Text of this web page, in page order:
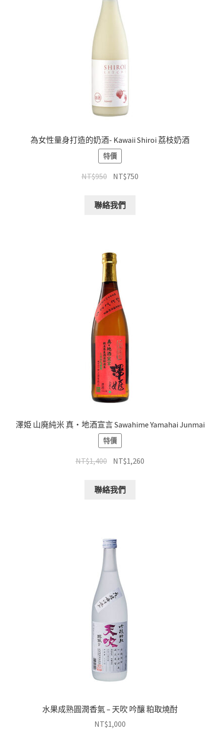
為女性量身打造的奶酒- Kawaii Shiroi 荔枝奶酒
特價
NT$950 NT$750
聯絡我們
澤姫 山廃純米 真・地酒宣言 Sawahime Yamahai Junmai
特價
NT$1,400 NT$1,260
聯絡我們
水果成熟圓潤香氣 – 天吹 吟釀 粕取燒酎
NT$1,000